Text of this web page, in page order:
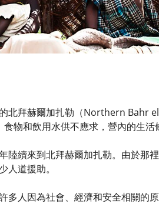
北拜赫爾加扎勒（Northern Bahr
物和飲用水供不應求，營內的生活
續來到北拜赫爾加扎勒。由於那
道援助。
人因為社會、經濟和安全相關的原